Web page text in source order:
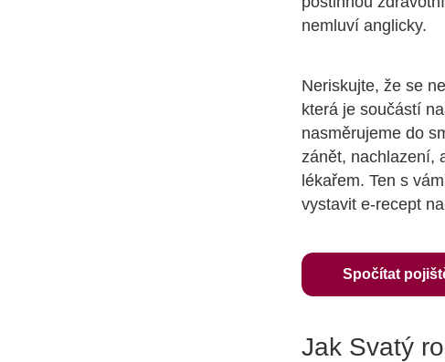
nemluví anglicky.
Neriskujte, že se
která je součástí
nasměrujeme do
zánět, nachlazení,
lékařem. Ten s
vystavit e-recept
Spočítat
Jak Svatý